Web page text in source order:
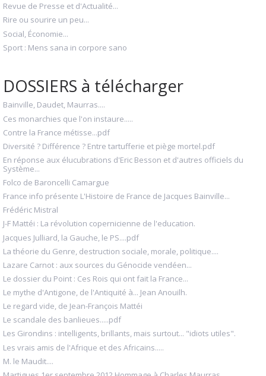
Revue de Presse et d'Actualité...
Rire ou sourire un peu...
Social, Économie...
Sport : Mens sana in corpore sano
DOSSIERS à télécharger
Bainville, Daudet, Maurras....
Ces monarchies que l'on instaure.....
Contre la France métisse...pdf
Diversité ? Différence ? Entre tartufferie et piège mortel.pdf
En réponse aux élucubrations d'Eric Besson et d'autres officiels du
Système...
Folco de Baroncelli Camargue
France info présente L'Histoire de France de Jacques Bainville...
Frédéric Mistral
J-F Mattéi : La révolution copernicienne de l'education.
Jacques Julliard, la Gauche, le PS....pdf
La théorie du Genre, destruction sociale, morale, politique....
Lazare Carnot : aux sources du Génocide vendéen...
Le dossier du Point : Ces Rois qui ont fait la France...
Le mythe d'Antigone, de l'Antiquité à... Jean Anouilh.
Le regard vide, de Jean-François Mattéi
Le scandale des banlieues.....pdf
Les Girondins : intelligents, brillants, mais surtout... "idiots utiles".
Les vrais amis de l'Afrique et des Africains.....
M. le Maudit....